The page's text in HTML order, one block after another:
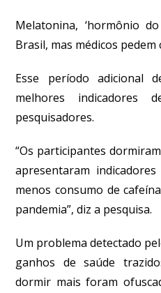
Melatonina, ‘hormônio
Brasil, mas médicos pedem
Esse período adicional
melhores indicadores
pesquisadores.
“Os participantes
apresentaram
menos consumo de
pandemia”, diz a pesquisa.
Um problema detectado
ganhos de saúde
dormir mais foram